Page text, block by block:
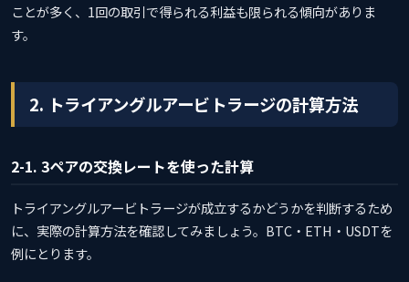
ことが多く、1回の取引で得られる利益も限られる傾向がありま
す。
2. トライアングルアービトラージの計算方法
2-1. 3ペアの交換レートを使った計算
トライアングルアービトラージが成立するかどうかを判断するため
に、実際の計算方法を確認してみましょう。BTC・ETH・USDTを
例にとります。